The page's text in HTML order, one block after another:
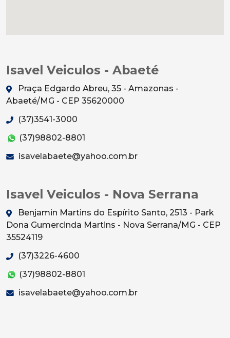
Isavel Veiculos - Abaeté
Praça Edgardo Abreu, 35 - Amazonas -
Abaeté/MG - CEP 35620000
(37)3541-3000
(37)98802-8801
isavelabaete@yahoo.com.br
Isavel Veiculos - Nova Serrana
Benjamin Martins do Espírito Santo, 2513 - Park
Dona Gumercinda Martins - Nova Serrana/MG - CEP
35524119
(37)3226-4600
(37)98802-8801
isavelabaete@yahoo.com.br